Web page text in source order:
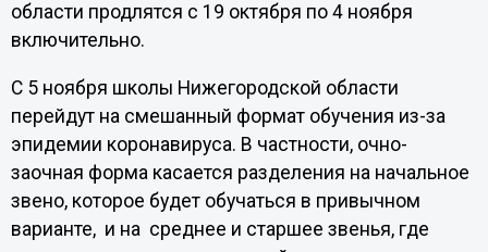
области продлятся с 19 октября по 4 ноября
включительно.
С 5 ноября школы Нижегородской области
перейдут на смешанный формат обучения из-за
эпидемии коронавируса. В частности, очно-
заочная форма касается разделения на начальное
звено, которое будет обучаться в привычном
варианте, и на среднее и старшее звенья, где